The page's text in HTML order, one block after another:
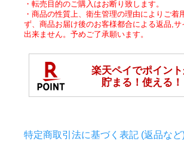
・転売目的のご購入はお断り致します。
・商品の性質上、衛生管理の理由によりご着
ず、商品お届け後のお客様都合による返品,サ
出来ません。予めご了承願います。
特定商取引法に基づく表記 (返品など